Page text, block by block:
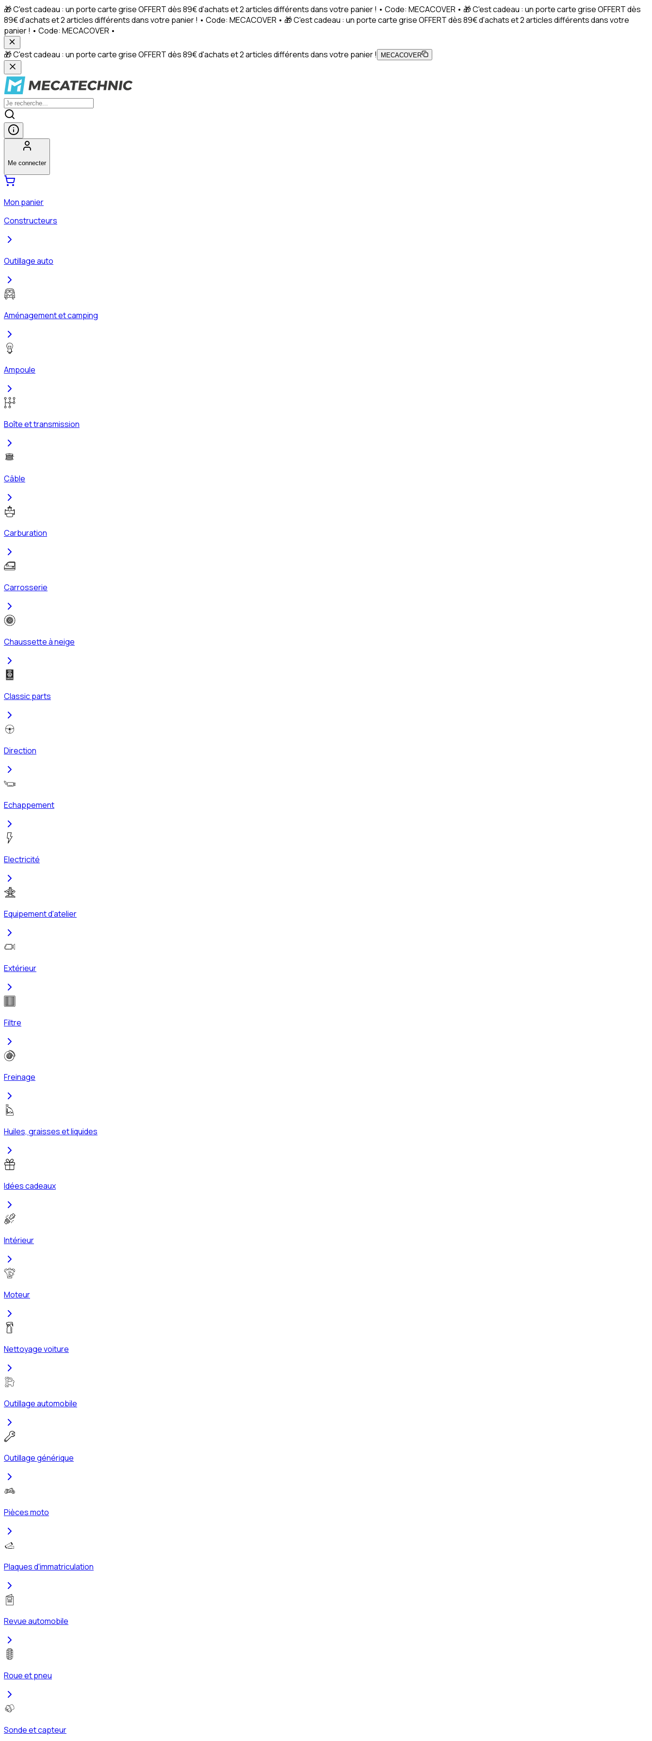
🎁 C'est cadeau : un porte carte grise OFFERT dès 89€ d'achats et 2 articles différents dans votre panier ! • Code: MECACOVER • 🎁 C'est cadeau : un porte carte grise OFFERT dès
89€ d'achats et 2 articles différents dans votre panier ! • Code: MECACOVER • 🎁 C'est cadeau : un porte carte grise OFFERT dès 89€ d'achats et 2 articles différents dans votre
panier ! • Code: MECACOVER •
🎁 C'est cadeau : un porte carte grise OFFERT dès 89€ d'achats et 2 articles différents dans votre panier ! MECACOVER
Me connecter
Mon panier
Constructeurs
Outillage auto
Aménagement et camping
Ampoule
Boîte et transmission
Câble
Carburation
Carrosserie
Chaussette à neige
Classic parts
Direction
Echappement
Electricité
Equipement d'atelier
Extérieur
Filtre
Freinage
Huiles, graisses et liquides
Idées cadeaux
Intérieur
Moteur
Nettoyage voiture
Outillage automobile
Outillage générique
Pièces moto
Plaques d'immatriculation
Revue automobile
Roue et pneu
Sonde et capteur